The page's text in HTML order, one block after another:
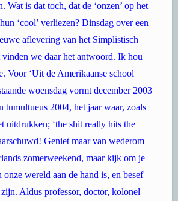
Wat is dat toch, dat de ‘onzen’ op het
‘cool’ verliezen? Dinsdag over een
aflevering van het Simplistisch
we daar het antwoord. Ik hou
Voor ‘Uit de Amerikaanse school
woensdag vormt december 2003
tumultueus 2004, het jaar waar, zoals
uitdrukken; ‘the shit really hits the
Geniet maar van wederom
zomerweekend, maar kijk om je
onze wereld aan de hand is, en besef
Aldus professor, doctor, kolonel